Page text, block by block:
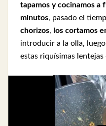
tapamos y cocinamos a
minutos, pasado el
chorizos, los cortamos
introducir a la olla,
estas riquísimas lentejas